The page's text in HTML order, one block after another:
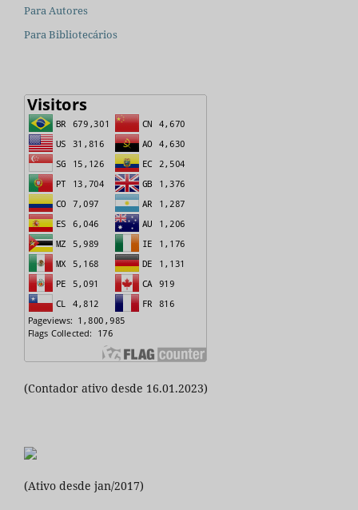
Para Autores
Para Bibliotecários
(Contador ativo desde 16.01.2023)
(Ativo desde jan/2017)